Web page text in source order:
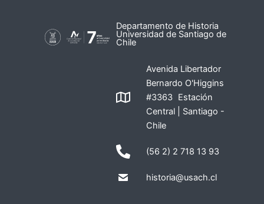
Departamento de Historia
Universidad de Santiago de
Chile
Avenida Libertador
Bernardo O'Higgins
#3363 Estación
Central | Santiago -
Chile
(56 2) 2 718 13 93
historia@usach.cl